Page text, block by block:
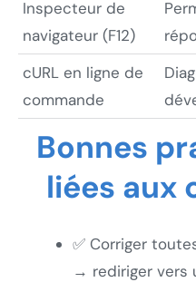
Inspecteur de
navigateur (F12)
cURL en ligne de
commande
Bonnes
liées aux
✅ Corriger
→ rediriger vers